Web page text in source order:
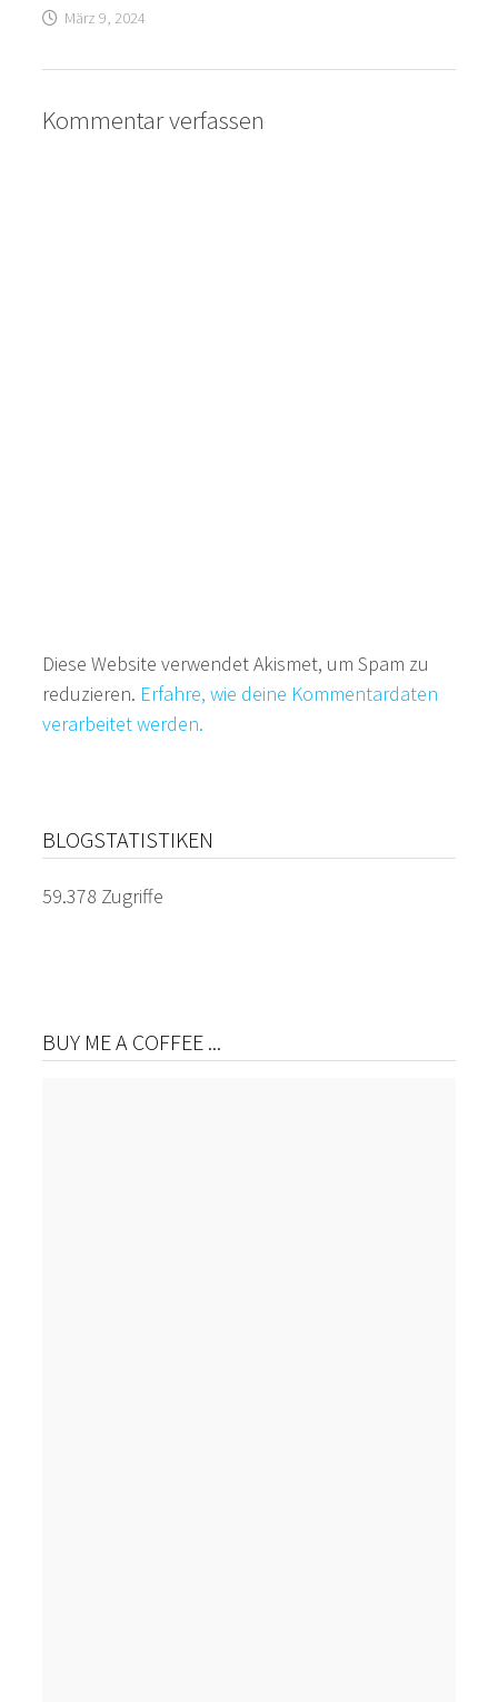
März 9, 2024
Kommentar verfassen
Diese Website verwendet Akismet, um Spam zu
reduzieren. Erfahre, wie deine Kommentardaten
verarbeitet werden.
BLOGSTATISTIKEN
59.378 Zugriffe
BUY ME A COFFEE ...